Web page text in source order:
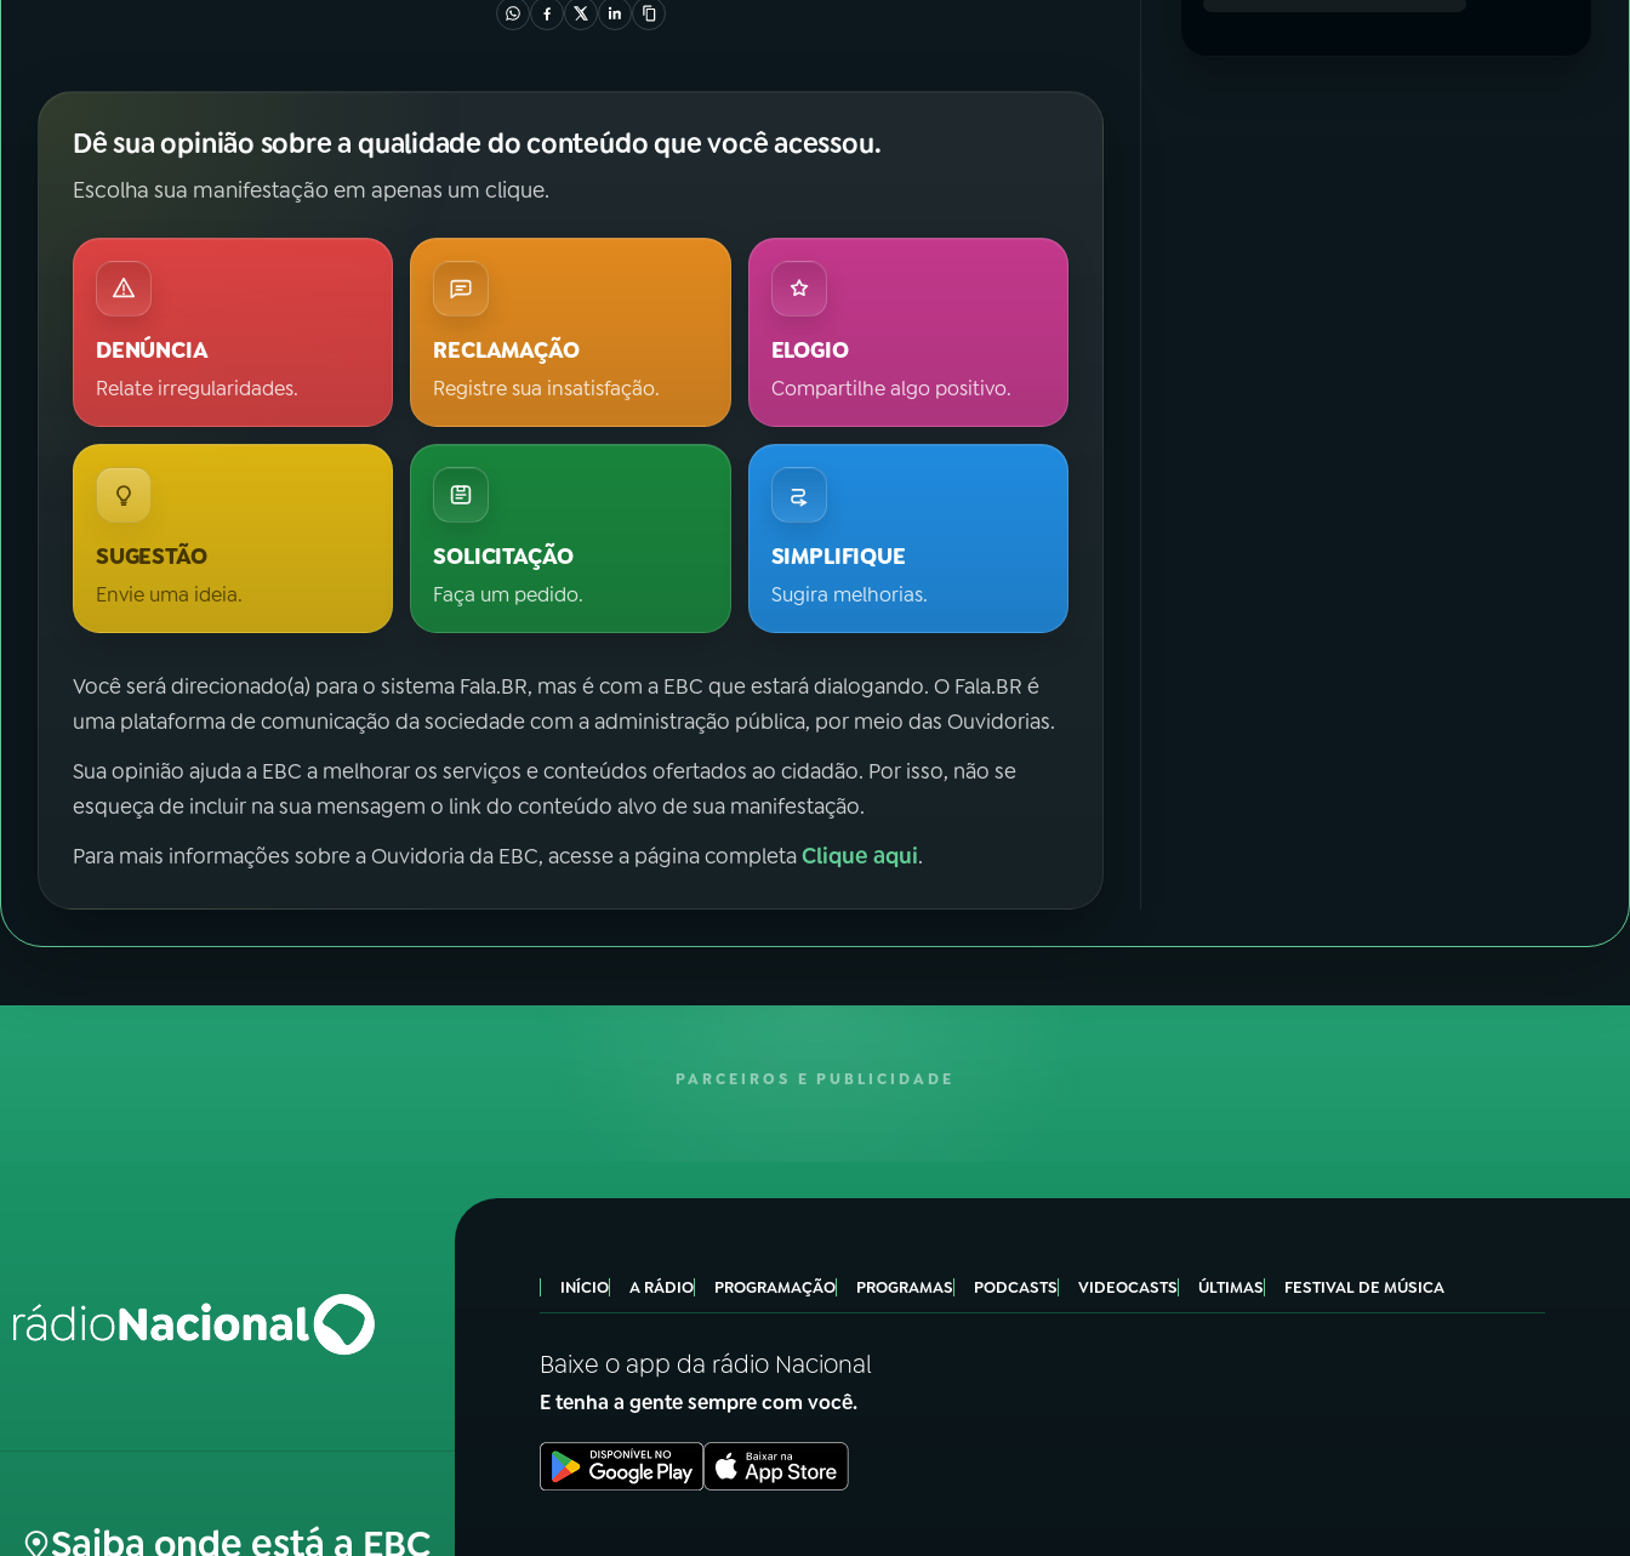
Dê sua opinião sobre a qualidade do conteúdo que você acessou.
Escolha sua manifestação em apenas um clique.
DENÚNCIA
Relate irregularidades.
RECLAMAÇÃO
Registre sua insatisfação.
ELOGIO
Compartilhe algo positivo.
SUGESTÃO
Envie uma ideia.
SOLICITAÇÃO
Faça um pedido.
SIMPLIFIQUE
Sugira melhorias.
Você será direcionado(a) para o sistema Fala.BR, mas é com a EBC que estará dialogando. O Fala.BR é
uma plataforma de comunicação da sociedade com a administração pública, por meio das Ouvidorias.
Sua opinião ajuda a EBC a melhorar os serviços e conteúdos ofertados ao cidadão. Por isso, não se
esqueça de incluir na sua mensagem o link do conteúdo alvo de sua manifestação.
Para mais informações sobre a Ouvidoria da EBC, acesse a página completaClique aqui.
PARCEIROS E PUBLICIDADE
Saiba onde está a EBC
INÍCIO A RÁDIO PROGRAMAÇÃO PROGRAMAS PODCASTS VIDEOCASTS ÚLTIMAS FESTIVAL DE MÚSICA
Baixe o app da rádio Nacional
E tenha a gente sempre com você.